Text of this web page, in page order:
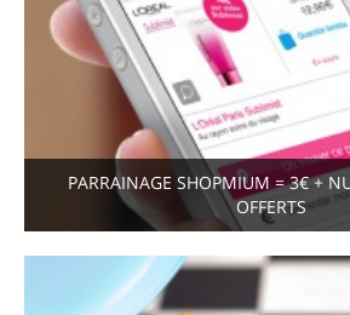
PARRAINAGE SHOPMIUM = 3€ +
OFFERTS